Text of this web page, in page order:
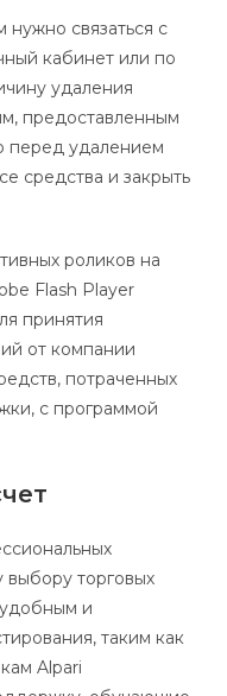
нужно связаться с
кабинет или по
удаления
предоставленным
перед удалением
средства и закрыть
роликов на
Flash Player
принятия
от компании
потраченных
с программой
торговых
удобным и
таким как
Alpari